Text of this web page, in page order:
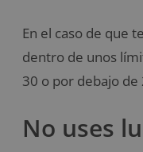
En el caso de que
dentro de unos
30 o por debajo
No uses